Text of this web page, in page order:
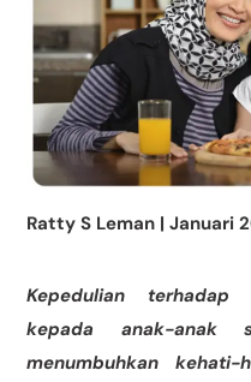
Ratty S Leman | Januari
Kepedulian
kepada anak-anak
menumbuhkan